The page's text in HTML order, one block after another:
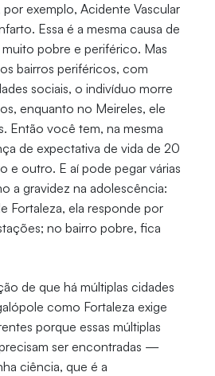
exemplo, Acidente Vascular
Essa é a mesma causa de
pobre e periférico. Mas
bairros periféricos, com
sociais, o indivíduo morre
enquanto no Meireles, ele
Então você tem, na mesma
de expectativa de vida de 20
e outro. E aí pode pegar várias
a gravidez na adolescência:
Fortaleza, ela responde por
no bairro pobre, fica
de que há múltiplas cidades
como Fortaleza exige
porque essas múltiplas
precisam ser encontradas —
ciência, que é a